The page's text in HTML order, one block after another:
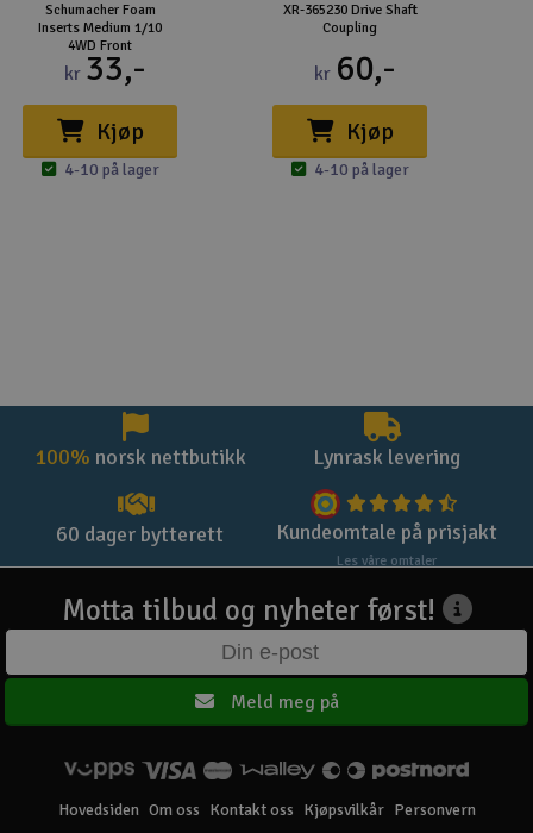
Schumacher Foam
Inserts Medium 1/10
4WD Front
kr 33,-
Kjøp
4-10 på lager
XR-365230 Drive Shaft
Coupling
kr 60,-
Kjøp
4-10 på lager
100% norsk nettbutikk Lynrask levering
60 dager bytterett Kundeomtale på prisjakt
Les våre omtaler
Motta tilbud og nyheter først!
Meld meg på
Hovedsiden Om oss Kontakt oss Kjøpsvilkår Personvern